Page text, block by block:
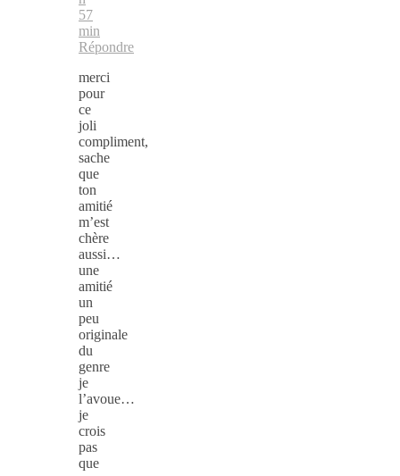
57
min
Répondre
merci
pour
ce
joli
compliment,
sache
que
ton
amitié
m’est
chère
aussi…
une
amitié
un
peu
originale
du
genre
je
l’avoue…
je
crois
pas
que